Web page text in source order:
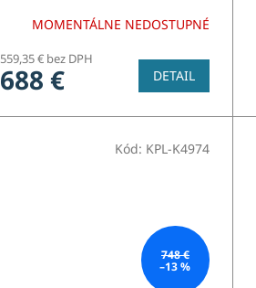
MOMENTÁLNE NEDOSTUPNÉ
559,35 € bez DPH
688 € DETAIL
748 €
–13 %
Kód: KPL-K4974